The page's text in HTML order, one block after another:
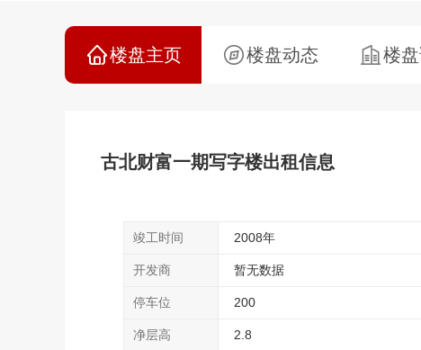
楼盘主页 楼盘动态 楼
古北财富一期写字楼出租信息
竣工时间 2008年
开发商 暂无数据
停车位 200
净层高 2.8